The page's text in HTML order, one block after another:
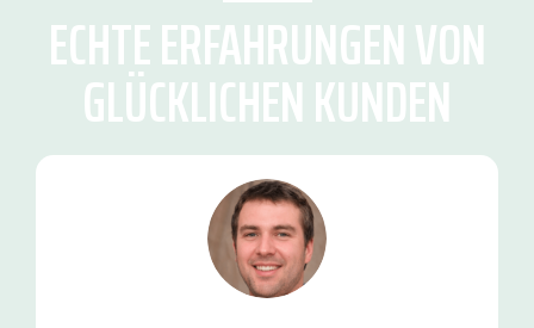
ECHTE ERFAHRUNGEN VON
GLÜCKLICHEN KUNDEN